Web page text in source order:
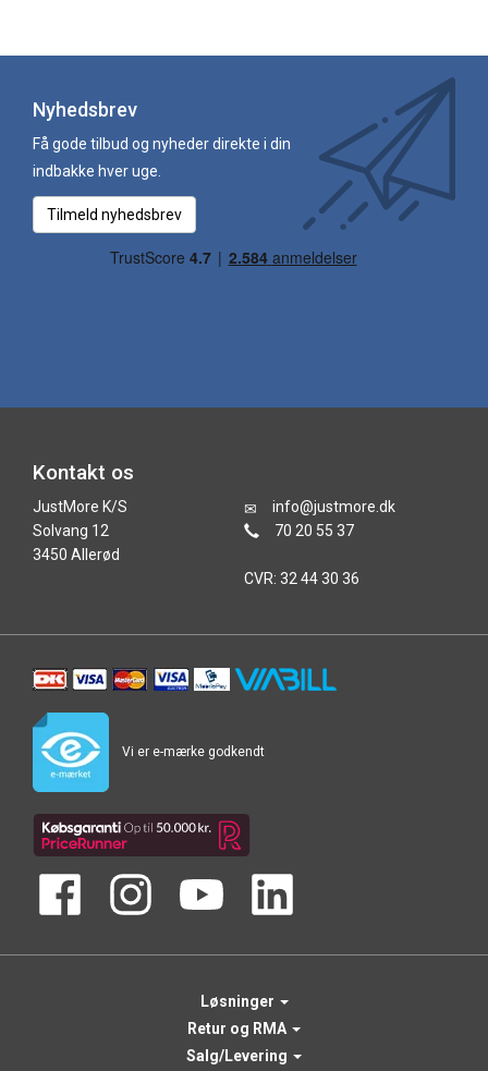
Nyhedsbrev
Få gode tilbud og nyheder direkte i din
indbakke hver uge.
Tilmeld nyhedsbrev
Kontakt os
JustMore K/S
Solvang 12
3450 Allerød
info@justmore.dk
70 20 55 37
CVR: 32 44 30 36
Vi er e-mærke godkendt
Løsninger
Retur og RMA
Salg/Levering